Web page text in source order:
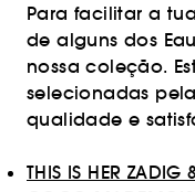
Para facilitar a
de alguns dos
nossa coleção.
selecionadas
qualidade e
THIS IS HER ZADIG